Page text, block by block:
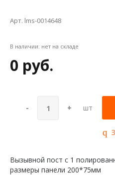
Арт. lms-0014648
В наличии: нет на складе
0 руб.
- + шт
Вызывной пост с 1
размеры панели 200*75мм